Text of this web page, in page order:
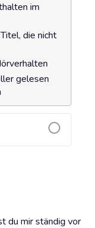
im
die nicht
gelesen
du mir ständig vor